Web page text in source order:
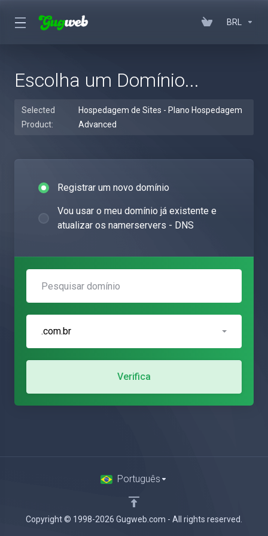
BRL
Escolha um Domínio...
Selected
Product:
Hospedagem de Sites - Plano Hospedagem
Advanced
Registrar um novo domínio
Vou usar o meu domínio já existente e
atualizar os namerservers - DNS
.com.br
Verifica
Copyright © 1998-2026 Gugweb.com - All rights reserved.
Português